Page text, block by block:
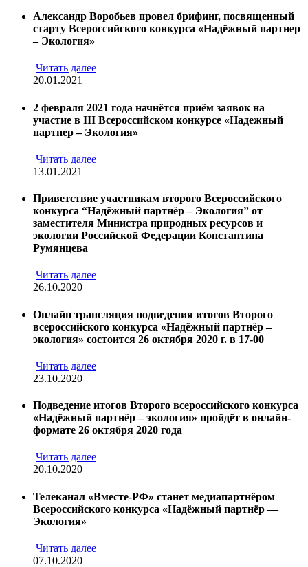
Александр Воробьев провел брифинг, посвященный
старту Всероссийского конкурса «Надёжный партнер
– Экология»
Читать далее
20.01.2021
2 февраля 2021 года начнётся приём заявок на
участие в III Всероссийском конкурсе «Надежный
партнер – Экология»
Читать далее
13.01.2021
Приветствие участникам второго Всероссийского
конкурса “Надёжный партнёр – Экология” от
заместителя Министра природных ресурсов и
экологии Российской Федерации Константина
Румянцева
Читать далее
26.10.2020
Онлайн трансляция подведения итогов Второго
всероссийского конкурса «Надёжный партнёр –
экология» состоится 26 октября 2020 г. в 17-00
Читать далее
23.10.2020
Подведение итогов Второго всероссийского конкурса
«Надёжный партнёр – экология» пройдёт в онлайн-
формате 26 октября 2020 года
Читать далее
20.10.2020
Телеканал «Вместе-РФ» станет медиапартнёром
Всероссийского конкурса «Надёжный партнёр —
Экология»
Читать далее
07.10.2020